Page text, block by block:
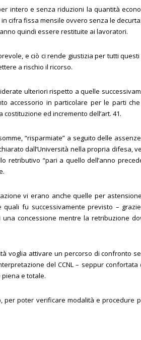
intero e senza riduzioni la quantità
cifra fissa mensile ovvero senza le
quindi essere restituite ai lavoratori.
e ciò ci rende giustizia per tutti
a rischio il ricorso.
ulteriori rispetto a quelle
accessorio in particolare per le parti
ed incremento dell’art. 41.
“risparmiate” a seguito delle
dall’Università nella propria difesa,
retributivo “pari a quello dell’anno
vi erano anche quelle per
fu successivamente previsto –
concessione mentre la retribuzione
voglia attivare un percorso di confronto
del CCNL – seppur confortata
e totale.
per poter verificare modalità e procedure